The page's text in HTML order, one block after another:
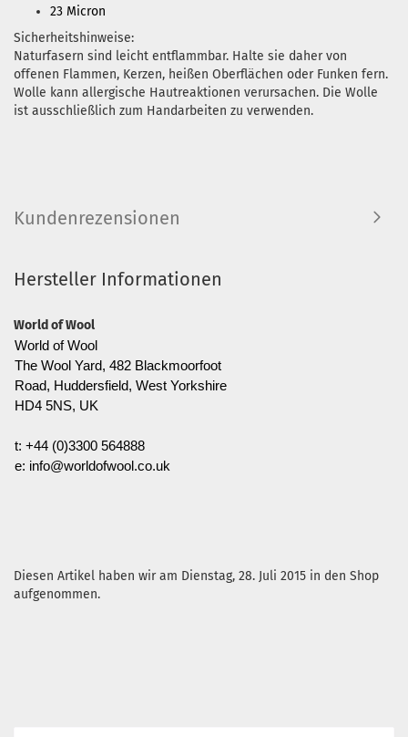
23 Micron
Sicherheitshinweise:
Naturfasern sind leicht entflammbar. Halte sie daher von
offenen Flammen, Kerzen, heißen Oberflächen oder Funken fern.
Wolle kann allergische Hautreaktionen verursachen. Die Wolle
ist ausschließlich zum Handarbeiten zu verwenden.
Kundenrezensionen
Hersteller Informationen
World of Wool
World of Wool
The Wool Yard, 482 Blackmoorfoot
Road, Huddersfield, West Yorkshire
HD4 5NS, UK
t: +44 (0)3300 564888
e: info@worldofwool.co.uk
Diesen Artikel haben wir am Dienstag, 28. Juli 2015 in den Shop
aufgenommen.